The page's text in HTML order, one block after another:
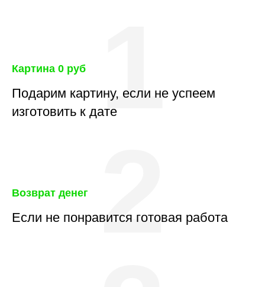
Картина 0 руб
Подарим картину, если не успеем
изготовить к дате1
Возврат денег
Если не понравится готовая работа
2